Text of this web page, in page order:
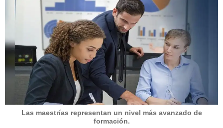
Las maestrías representan un nivel más avanzado de
formación.